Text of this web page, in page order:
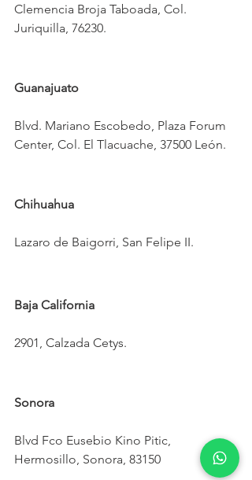
Clemencia Broja Taboada, Col.
Juriquilla, 76230.
Guanajuato
Blvd. Mariano Escobedo, Plaza Forum
Center, Col. El Tlacuache, 37500 León.
Chihuahua
Lazaro de Baigorri, San Felipe II.
Baja California
2901, Calzada Cetys.
Sonora
Blvd Fco Eusebio Kino Pitic,
Hermosillo, Sonora, 83150